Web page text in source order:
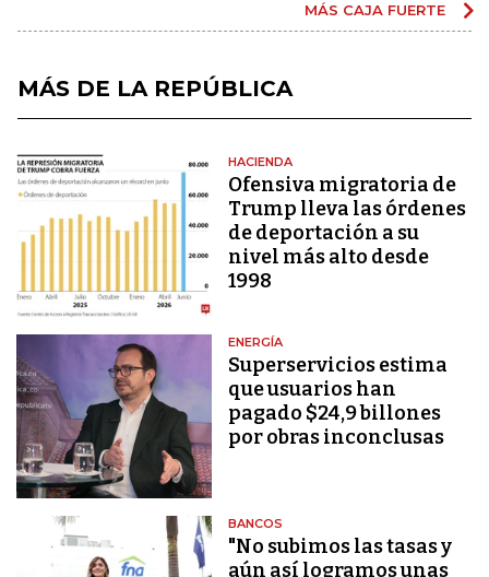
MÁS CAJA FUERTE
MÁS DE LA REPÚBLICA
HACIENDA
Ofensiva migratoria de
Trump lleva las órdenes
de deportación a su
nivel más alto desde
1998
ENERGÍA
Superservicios estima
que usuarios han
pagado $24,9 billones
por obras inconclusas
BANCOS
"No subimos las tasas y
aún así logramos unas